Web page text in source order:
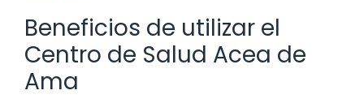
Beneficios de utilizar el
Centro de Salud Acea de
Ama